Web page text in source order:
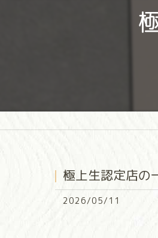
極上生認定店の
2026/05/11